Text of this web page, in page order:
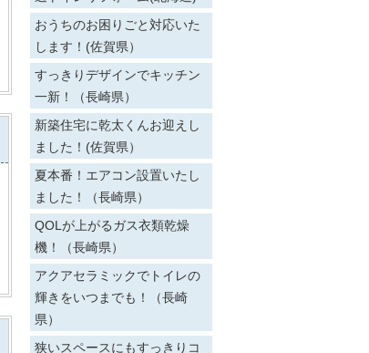
おうちのお困りごと対応いた
します！(佐賀県）
すっきりデザインでキッチン
一新！（長崎県）
新築住宅に乾太くんお迎えし
ました！(佐賀県）
夏本番！エアコン設置いたし
ました！（長崎県）
QOLが上がるガス衣類乾燥
機！（長崎県）
アクアセラミックでトイレの
輝きをいつまでも！（長崎
県）
狭いスペースにもすっきりコ